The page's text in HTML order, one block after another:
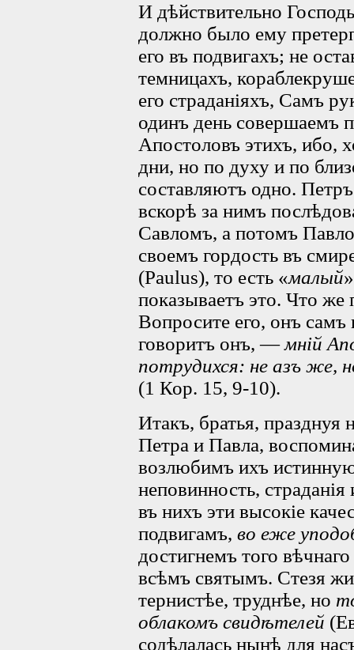
И дѣйствительно
должно было ему
его въ подвигахъ; не
темницахъ,
его страданіяхъ, Самъ
одинъ день совершаемъ
Апостоловъ этихъ, ибо,
дни, но по духу и по
составляютъ одно.
вскорѣ за нимъ
Савломъ, а потомъ
своемъ гордость въ
(Paulus), то есть «малый
показываетъ это. Что
Вопросите его, онъ самъ
говоритъ онъ, —мній
потрудихся: не азъ же,
(1 Кор. 15, 9-10).
Итакъ, братья,
Петра и Павла,
возлюбимъ ихъ
неповинность,
въ нихъ эти высокіе
подвигамъ, во еже
достигнемъ того
всѣмъ святымъ. Стезя
тернистѣе, труднѣе, но
облакомъ свидѣтелей
содѣлалась нынѣ для